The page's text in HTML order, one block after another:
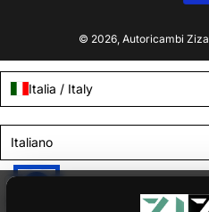
© 2026, Autoricambi Ziza
Italia / Italy
Italiano